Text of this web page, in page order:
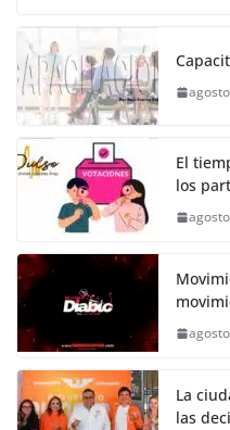
k
c
e
b
o
o
k
itt
er s
A
p
El
los
La
las